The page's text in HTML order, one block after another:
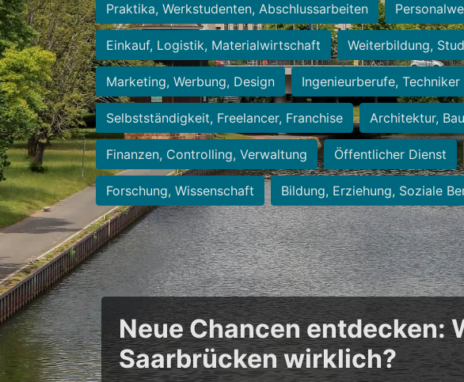
Praktika, Werkstudenten, Abschlussarbeiten
Einkauf, Logistik, Materialwirtschaft Weiterbildung,
Marketing, Werbung, Design Ingenieurberufe, Techniker
Selbstständigkeit, Freelancer, Franchise Architektur,
Finanzen, Controlling, Verwaltung Öffentlicher Dienst
Forschung, Wissenschaft Bildung, Erziehung, Soziale
Neue Chancen entdecken:
Saarbrücken wirklich?